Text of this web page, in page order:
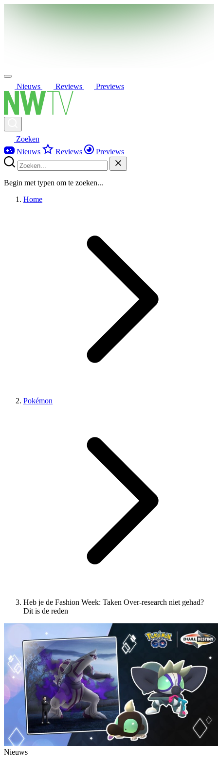
Nieuws Reviews Previews
Zoeken
Nieuws
Reviews Previews
Begin met typen om te zoeken...
Home
Pokémon
Heb je de Fashion Week: Taken Over-research niet gehad?
Dit is de reden
Nieuws